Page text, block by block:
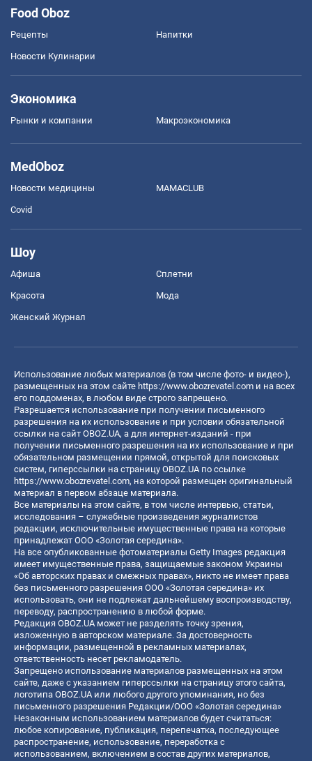
Food Oboz
Рецепты Напитки
Новости Кулинарии
Экономика
Рынки и компании Mакроэкономика
MedOboz
Новости медицины MAMACLUB
Covid
Шоу
Афиша Сплетни
Красота Мода
Женский Журнал
Использование любых материалов (в том числе фото- и видео-),
размещенных на этом сайте https://www.obozrevatel.com и на всех
его поддоменах, в любом виде строго запрещено.
Разрешается использование при получении письменного
разрешения на их использование и при условии обязательной
ссылки на сайт OBOZ.UA, а для интернет-изданий - при
получении письменного разрешения на их использование и при
обязательном размещении прямой, открытой для поисковых
систем, гиперссылки на страницу OBOZ.UA по ссылке
https://www.obozrevatel.com, на которой размещен оригинальный
материал в первом абзаце материала.
Все материалы на этом сайте, в том числе интервью, статьи,
исследования – служебные произведения журналистов
редакции, исключительные имущественные права на которые
принадлежат ООО «Золотая середина».
На все опубликованные фотоматериалы Getty Images редакция
имеет имущественные права, защищаемые законом Украины
«Об авторских правах и смежных правах», никто не имеет права
без письменного разрешения ООО «Золотая середина» их
использовать, они не подлежат дальнейшему воспроизводству,
переводу, распространению в любой форме.
Редакция OBOZ.UA может не разделять точку зрения,
изложенную в авторском материале. За достоверность
информации, размещенной в рекламных материалах,
ответственность несет рекламодатель.
Запрещено использование материалов размещенных на этом
сайте, даже с указанием гиперссылки на страницу этого сайта,
логотипа OBOZ.UA или любого другого упоминания, но без
письменного разрешения Редакции/ООО «Золотая середина»
Незаконным использованием материалов будет считаться:
любое копирование, публикация, перепечатка, последующее
распространение, использование, переработка с
использованием, включением в состав других материалов,